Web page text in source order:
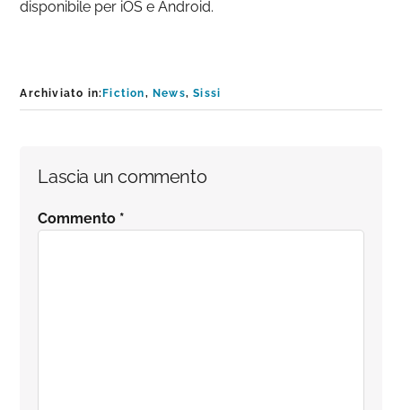
disponibile per iOS e Android.
Archiviato in: Fiction, News,Sissi
Interazioni
del
Lascia un commento
Commento *